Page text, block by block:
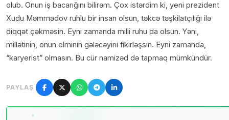
olub. Onun iş bacarığını bilirəm. Çox istərdim ki, yeni prezident
Xudu Məmmədov ruhlu bir insan olsun, təkcə təşkilatçılığı ilə
diqqət çəkməsin. Eyni zamanda milli ruhu da olsun. Yəni,
millətinin, onun elminin gələcəyini fikirləşsin. Eyni zamanda,
“karyerist” olmasın. Bu cür namizəd də tapmaq mümkündür.
PAYLAŞ